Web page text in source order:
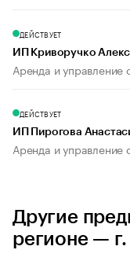
ДЕЙСТВУЕТ
ИП Криворучко
Аренда и управление
ДЕЙСТВУЕТ
ИП Пирогова
Аренда и управление
Другие
регионе —